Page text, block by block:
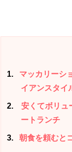
1
マッカリーシ
イアンスタイ
2
安くてボリュ
ートランチ
3 朝食を頼むと